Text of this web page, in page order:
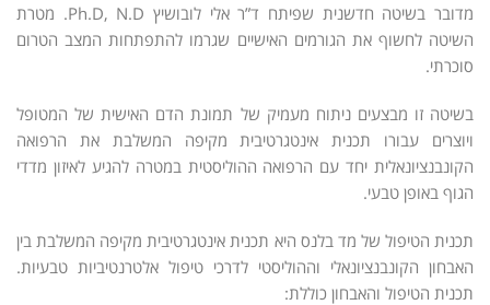
מדובר בשיטה חדשנית שפיתח ד”ר אלי לובושיץ
Ph.D, N.D. מטרת
השיטה לחשוף את הגורמים האישיים שגרמו להתפתחות המצב הטרום
סוכרתי.
בשיטה זו מבצעים ניתוח מעמיק של תמונת הדם האישית של המטופל
ויוצרים עבורו תכנית אינטגרטיבית מקיפה המשלבת את הרפואה
הקונבנציונאלית יחד עם הרפואה ההוליסטית במטרה להגיע לאיזון מדדי
הגוף באופן טבעי.
תכנית הטיפול של מד בלנס היא תכנית אינטגרטיבית מקיפה המשלבת בין
האבחון הקונבנציונאלי וההוליסטי לדרכי טיפול אלטרנטיביות טבעיות.
תכנית הטיפול והאבחון כוללת: